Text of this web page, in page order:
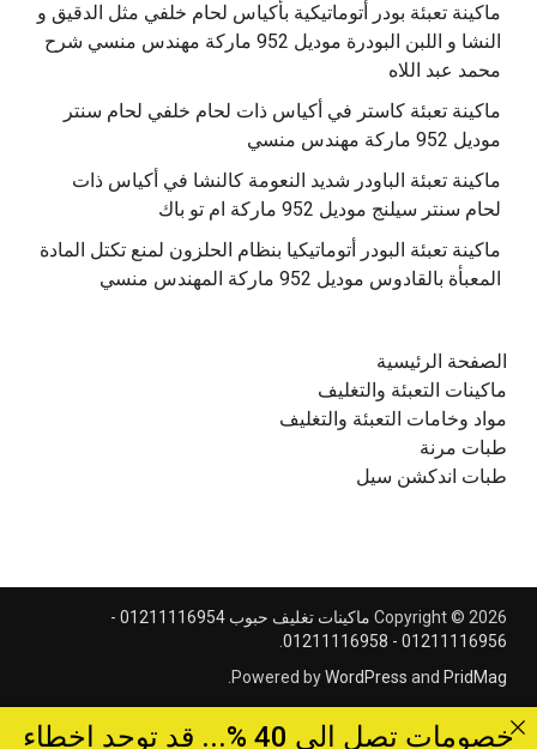
ماكينة تعبئة بودر أتوماتيكية بأكياس لحام خلفي مثل الدقيق و
النشا و اللبن البودرة موديل 952 ماركة مهندس منسي شرح
محمد عبد اللاه
‫ماكينة تعبئة كاستر في أكياس ذات لحام خلفي لحام سنتر
موديل 952 ماركة مهندس منسي
‫ماكينة تعبئة الباودر شديد النعومة كالنشا في أكياس ذات
‫ماكينة تعبئة البودر أتوماتيكيا بنظام الحلزون لمنع تكتل المادة
الصفحة الرئيسية
ماكينات التعبئة والتغليف
مواد وخامات التعبئة والتغليف
طبات مرنة
طبات اندكشن سيل
Copyright © 2026
ماكينات تغليف حبوب 01211116954 -
01211116956 - 01211116958
.
Powered byWordPress and PridMag
.
خصومات تصل الى 40 %... قد توجد اخطاء